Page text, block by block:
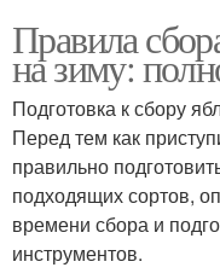
Правила
на зиму:
Подготовка к сбору
Перед тем как
правильно
подходящих сортов,
времени сбора и
инструментов.